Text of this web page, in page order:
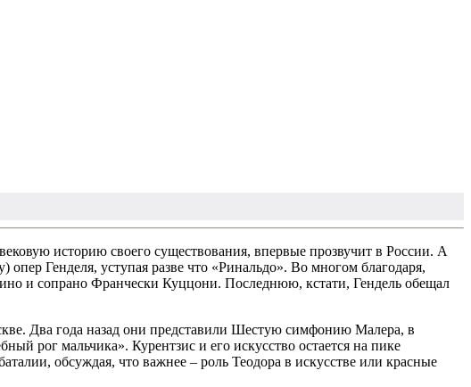
историю своего существования, впервые прозвучит в России. А
Генделя, уступая разве что «Ринальдо». Во многом благодаря,
и сопрано Франчески Куццони. Последнюю, кстати, Гендель обещал
Два года назад они представили Шестую симфонию Малера, в
рог мальчика». Курентзис и его искусство остается на пике
обсуждая, что важнее – роль Теодора в искусстве или красные